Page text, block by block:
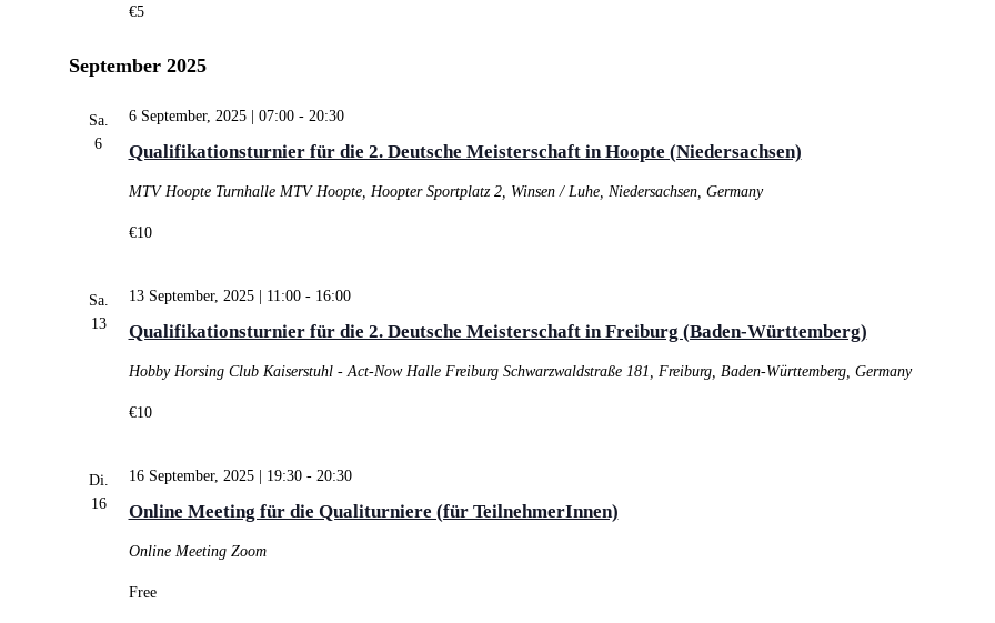
€5
September 2025
Sa.
6
Qualifikationsturnier für die 2. Deutsche Meisterschaft in Hoopte (Niedersachsen)
6 September, 2025 | 07:00- 20:30
MTV Hoopte Turnhalle MTV Hoopte, Hoopter Sportplatz 2, Winsen / Luhe, Niedersachsen, Germany
€10
Sa.
13
Qualifikationsturnier für die 2. Deutsche Meisterschaft in Freiburg (Baden-Württemberg)
13 September, 2025 | 11:00- 16:00
Hobby Horsing Club Kaiserstuhl - Act-Now Halle Freiburg Schwarzwaldstraße 181, Freiburg, Baden-Württemberg, Germany
€10
Di.
16
Online Meeting für die Qualiturniere (für TeilnehmerInnen)
16 September, 2025 | 19:30- 20:30
Online Meeting Zoom
Free